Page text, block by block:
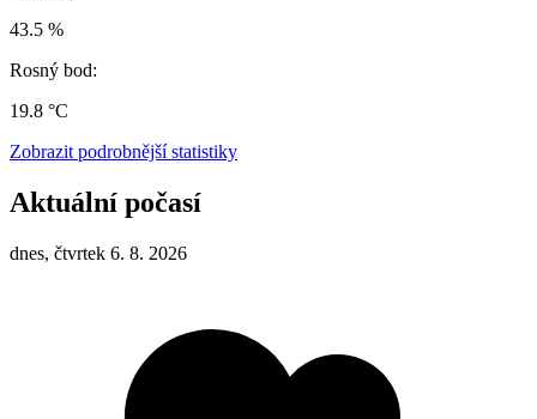
43.5 %
Rosný bod:
19.8 °C
Zobrazit podrobnější statistiky
Aktuální počasí
dnes, čtvrtek 6. 8. 2026